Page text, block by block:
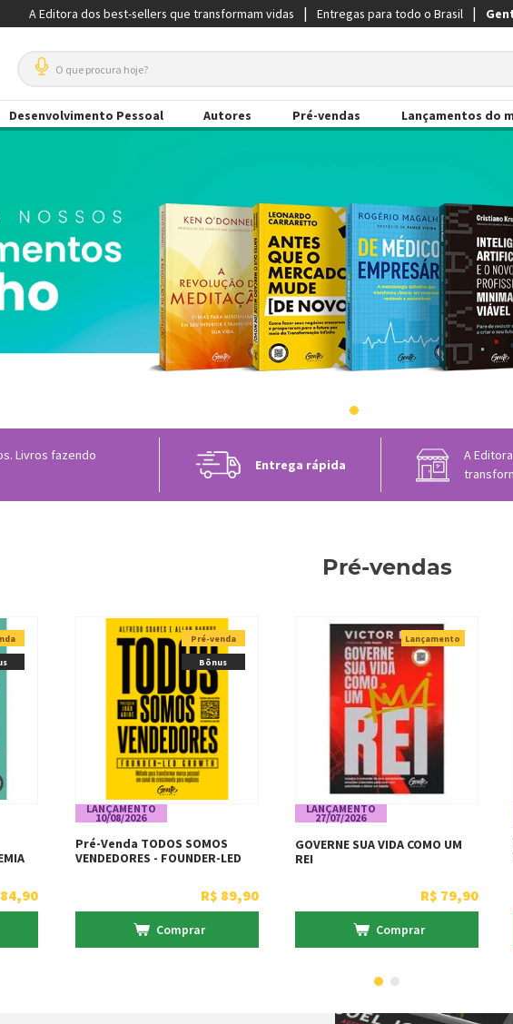
A Editora dos best-sellers que transformam vidas Entregas para todo o Brasil
O que procura hoje?
Desenvolvimento Pessoal Autores Pré-vendas Lançamentos do
Livros fazendo
Entrega rápida
A
Pré-vendas
E
84,90
Pré-venda
Bônus
LANÇAMENTO
10/08/2026
Pré-Venda TODOS SOMOS
VENDEDORES - FOUNDER-LED
Entregue Por Livraria Martins
R$ 89,90
Comprar
Lançamento
LANÇAMENTO
27/07/2026
GOVERNE SUA VIDA COMO UM
REI
R$ 79,90
Comprar